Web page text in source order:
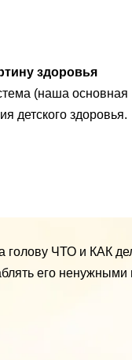
здоровья
(наша основная
детского здоровья.
ЧТО и КАК
его